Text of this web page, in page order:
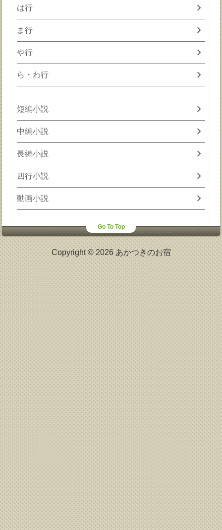
は行 chevron_right
ま行 chevron_right
や行 chevron_right
ら・わ行 chevron_right
短編小説 chevron_right
中編小説 chevron_right
長編小説 chevron_right
四行小説 chevron_right
動画小説 chevron_right
Go To Top
Copyright © 2026 あかつきのお宿